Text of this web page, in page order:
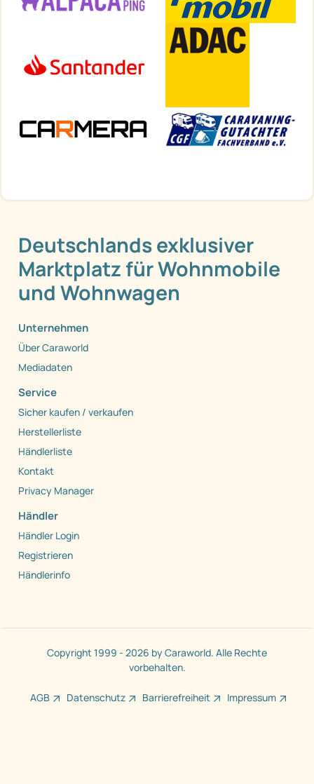
Deutschlands exklusiver
Marktplatz für Wohnmobile
und Wohnwagen
Unternehmen
Über Caraworld
Mediadaten
Service
Sicher kaufen / verkaufen
Herstellerliste
Händlerliste
Kontakt
Privacy Manager
Händler
Händler Login
Registrieren
Händlerinfo
Copyright 1999 - 2026 by Caraworld. Alle Rechte
vorbehalten.
AGB Datenschutz Barrierefreiheit Impressum